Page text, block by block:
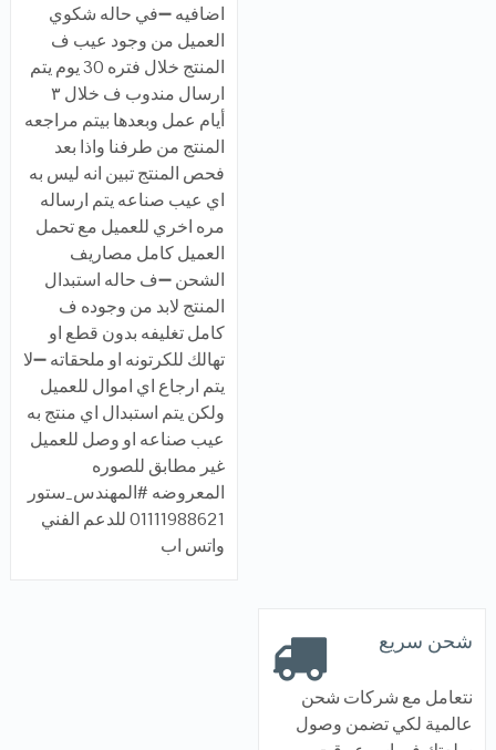
اضافيه ➖في حاله شكوي
العميل من وجود عيب ف
المنتج خلال فتره 30 يوم يتم
ارسال مندوب ف خلال ٣
أيام عمل وبعدها بيتم مراجعه
المنتج من طرفنا واذا بعد
فحص المنتج تبين انه ليس به
اي عيب صناعه يتم ارساله
مره اخري للعميل مع تحمل
العميل كامل مصاريف
الشحن ➖ف حاله استبدال
المنتج لابد من وجوده ف
كامل تغليفه بدون قطع او
تهالك للكرتونه او ملحقاته ➖لا
يتم ارجاع اي اموال للعميل
ولكن يتم استبدال اي منتج به
عيب صناعه او وصل للعميل
غير مطابق للصوره
المعروضه #المهندس_ستور
01111988621 للدعم الفني
واتس اب
شحن سريع
نتعامل مع شركات شحن
عالمية لكي تضمن وصول